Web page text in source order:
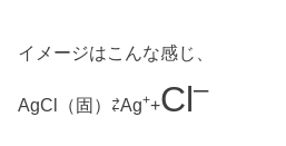
イメージはこんな感じ、
AgCl（固）⇄Ag++Cl–